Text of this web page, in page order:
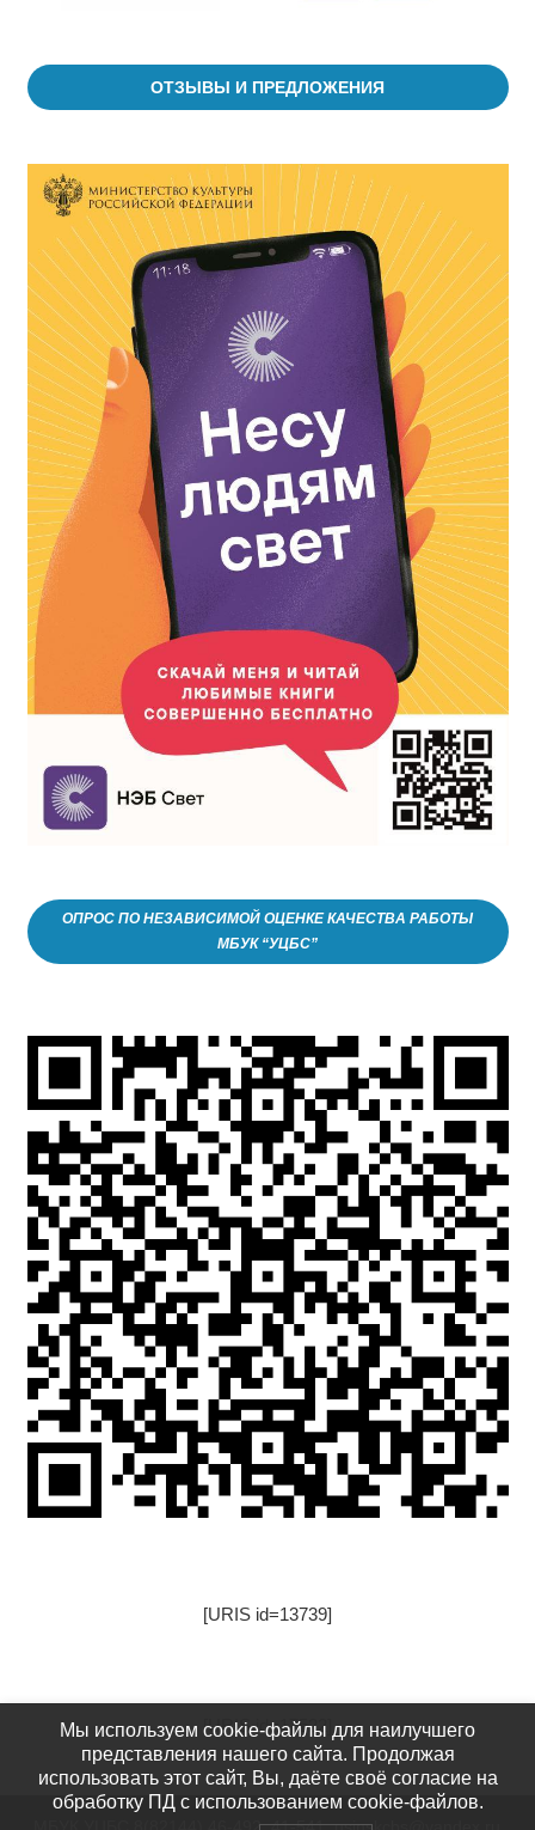
ОТЗЫВЫ И ПРЕДЛОЖЕНИЯ
ОПРОС ПО НЕЗАВИСИМОЙ ОЦЕНКЕ КАЧЕСТВА РАБОТЫ
МБУК “УЦБС”
[URIS id=13739]
[URIS id=17522]
Мы используем cookie-файлы для наилучшего
представления нашего сайта. Продолжая
использовать этот сайт, Вы, даёте своё согласие на
обработку ПД с использованием cookie-файлов.